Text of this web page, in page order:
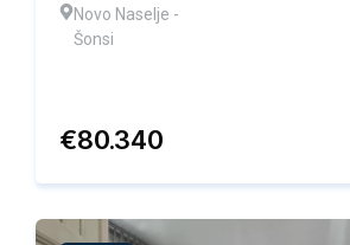
Novo Naselje -
Šonsi
€80.340